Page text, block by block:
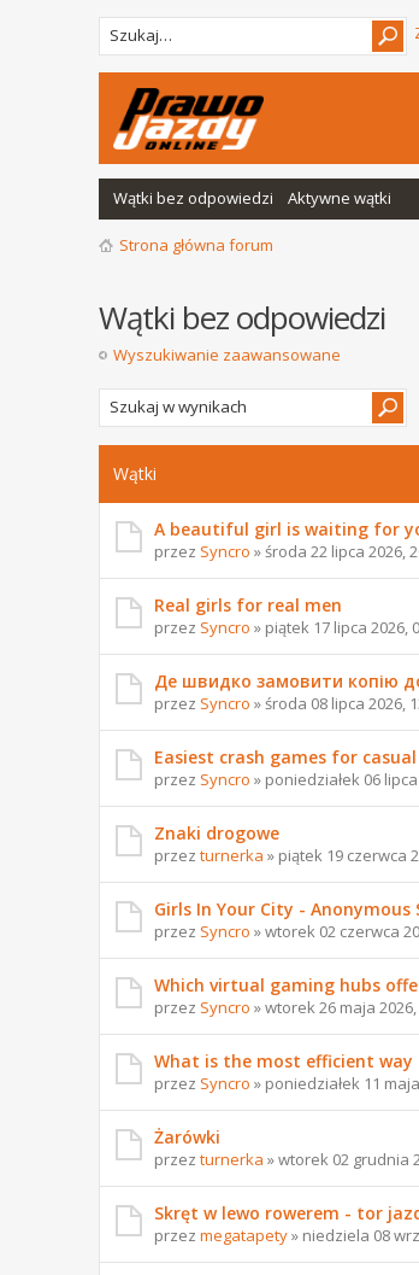
Wątki bez odpowiedzi Aktywne wątki
Strona główna forum
Wątki bez odpowiedzi
Wyszukiwanie zaawansowane
Wątki
A beautiful girl is waiting for
przez Syncro » środa 22 lipca 2026,
Real girls for real men
przez Syncro » piątek 17 lipca 2026,
Де швидко замовити копію
przez Syncro » środa 08 lipca 2026,
Easiest crash games for
przez Syncro » poniedziałek 06
Znaki drogowe
przez turnerka » piątek 19 czerwca
Girls In Your City - Anonymous
przez Syncro » wtorek 02 czerwca
Which virtual gaming hubs
przez Syncro » wtorek 26 maja
What is the most efficient way
przez Syncro » poniedziałek 11
Żarówki
przez turnerka » wtorek 02 grudnia
Skręt w lewo rowerem - tor
przez megatapety» niedziela 08